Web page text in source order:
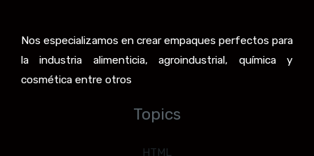
Nos especializamos en crear empaques perfectos para
la industria alimenticia, agroindustrial, química y
cosmética entre otros
Topics
HTML